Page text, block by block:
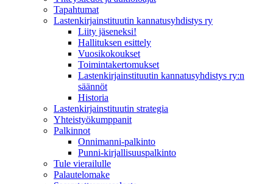
Tapahtumat
Lastenkirjainstituutin kannatusyhdistys ry
Liity jäseneksi!
Hallituksen esittely
Vuosikokoukset
Toimintakertomukset
Lastenkirjainstituutin kannatusyhdistys ry:n
säännöt
Historia
Lastenkirjainstituutin strategia
Yhteistyökumppanit
Palkinnot
Onnimanni-palkinto
Punni-kirjallisuuspalkinto
Tule vierailulle
Palautelomake